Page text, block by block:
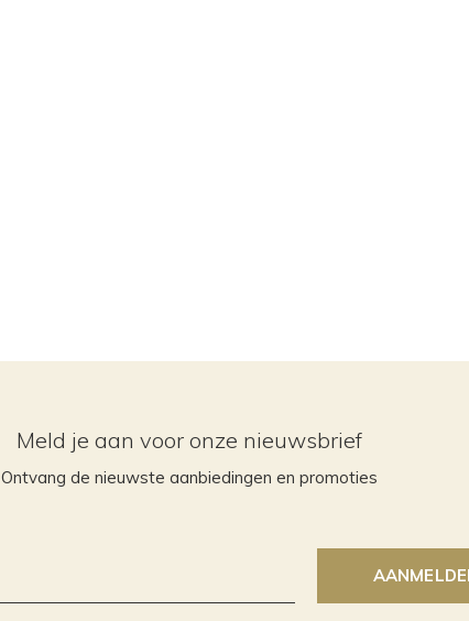
Meld je aan voor onze nieuwsbrief
Ontvang de nieuwste aanbiedingen en promoties